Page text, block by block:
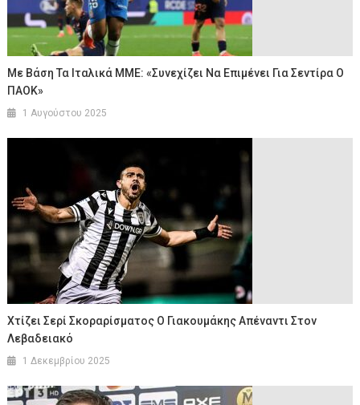
Με Βάση Τα Ιταλικά ΜΜΕ: «Συνεχίζει Να Επιμένει Για Σεντίρα Ο
ΠΑΟΚ»
1 Αυγούστου 2025
Χτίζει Σερί Σκοραρίσματος Ο Γιακουμάκης Απέναντι Στον
Λεβαδειακό
1 Δεκεμβρίου 2025